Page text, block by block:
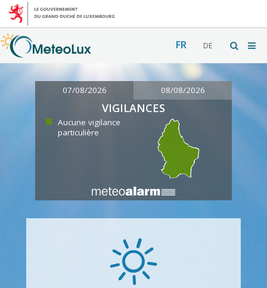
FR DE
07/08/2026 08/08/2026
VIGILANCES
Aucune vigilance
particulière